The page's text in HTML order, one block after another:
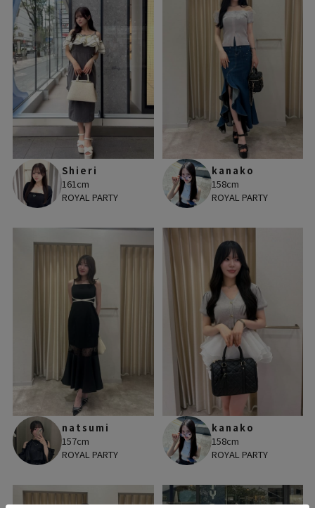
Shieri
161cm
ROYAL PARTY
kanako
158cm
ROYAL PARTY
natsumi
157cm
ROYAL PARTY
kanako
158cm
ROYAL PARTY